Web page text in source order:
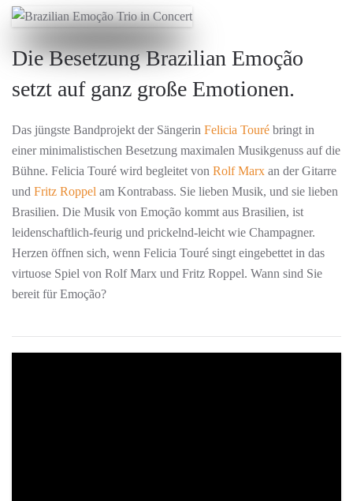
Die Besetzung Brazilian Emoção
setzt auf ganz große Emotionen.
Das jüngste Bandprojekt der Sängerin Felicia Touré bringt in
einer minimalistischen Besetzung maximalen Musikgenuss auf die
Bühne. Felicia Touré wird begleitet von Rolf Marx an der Gitarre
und Fritz Roppel am Kontrabass. Sie lieben Musik, und sie lieben
Brasilien. Die Musik von Emoção kommt aus Brasilien, ist
leidenschaftlich-feurig und prickelnd-leicht wie Champagner.
Herzen öffnen sich, wenn Felicia Touré singt eingebettet in das
virtuose Spiel von Rolf Marx und Fritz Roppel. Wann sind Sie
bereit für Emoção?